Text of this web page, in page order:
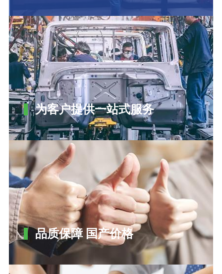
为客户提供一站式服务
品质保障 国产价格